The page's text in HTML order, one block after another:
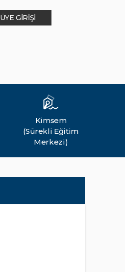
ÜYE GİRİŞİ
Kimsem
(Sürekli Eğitim
Merkezi)